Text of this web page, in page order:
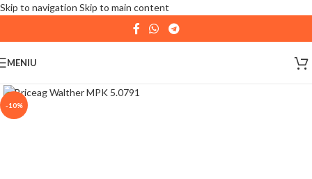
Skip to navigation Skip to main content
| 📦 Program livrari|In perioada11 August - 18
August,
expediate. Va multumim pentru intelegere!
MENIU
-10%